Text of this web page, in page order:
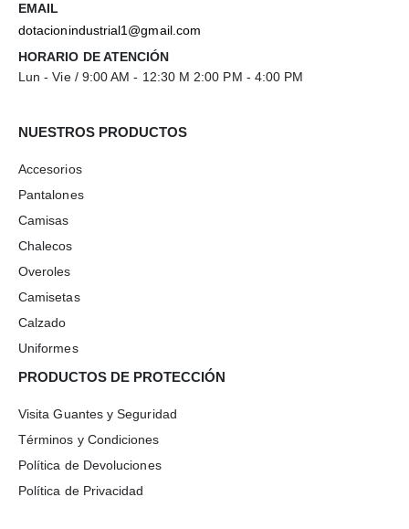
EMAIL
dotacionindustrial1@gmail.com
HORARIO DE ATENCIÓN
Lun - Vie / 9:00 AM - 12:30 M 2:00 PM - 4:00 PM
NUESTROS PRODUCTOS
Accesorios
Pantalones
Camisas
Chalecos
Overoles
Camisetas
Calzado
Uniformes
PRODUCTOS DE PROTECCIÓN
Visita Guantes y Seguridad
Términos y Condiciones
Política de Devoluciones
Política de Privacidad